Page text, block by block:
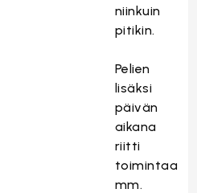
niinkuin
pitikin.
Pelien
lisäksi
päivän
aikana
riitti
toimintaa
mm.